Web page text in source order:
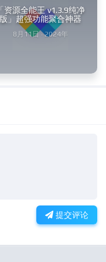
「资源全能王 v1.3.9纯净
版」超强功能聚合神器
8月11日 · 2024年
提交评论